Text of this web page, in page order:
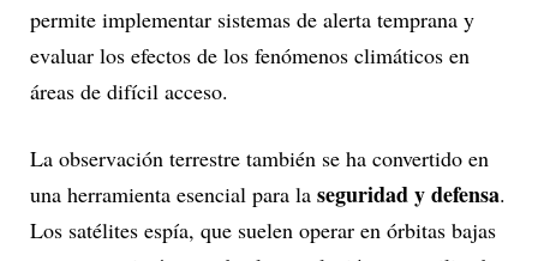
permite implementar sistemas de alerta temprana y
evaluar los efectos de los fenómenos climáticos en
áreas de difícil acceso.
La observación terrestre también se ha convertido en
una herramienta esencial para la seguridad y defensa.
Los satélites espía, que suelen operar en órbitas bajas